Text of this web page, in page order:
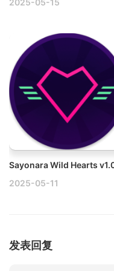
2025-05-15
2025-05-11
发表回复